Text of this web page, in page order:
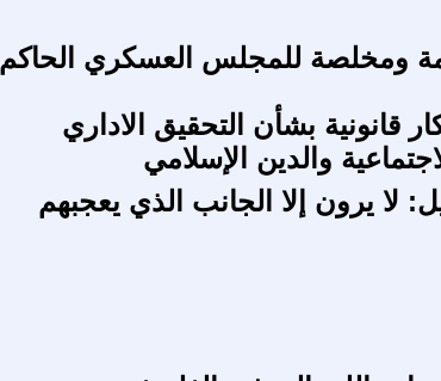
ومخلصة للمجلس العسكري الحاكم
قانونية بشأن التحقيق الاداري
والدين الإسلامي
لا يرون إلا الجانب الذي يعجبهم